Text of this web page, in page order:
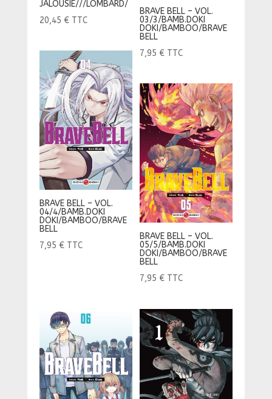
JALOUSIE///LOMBARD/
20,45 € TTC
BRAVE BELL – VOL.
03/3/BAMB.DOKI
DOKI/BAMBOO/BRAVE
BELL
7,95 € TTC
BRAVE BELL – VOL.
04/4/BAMB.DOKI
DOKI/BAMBOO/BRAVE
BELL
7,95 € TTC
BRAVE BELL – VOL.
05/5/BAMB.DOKI
DOKI/BAMBOO/BRAVE
BELL
7,95 € TTC